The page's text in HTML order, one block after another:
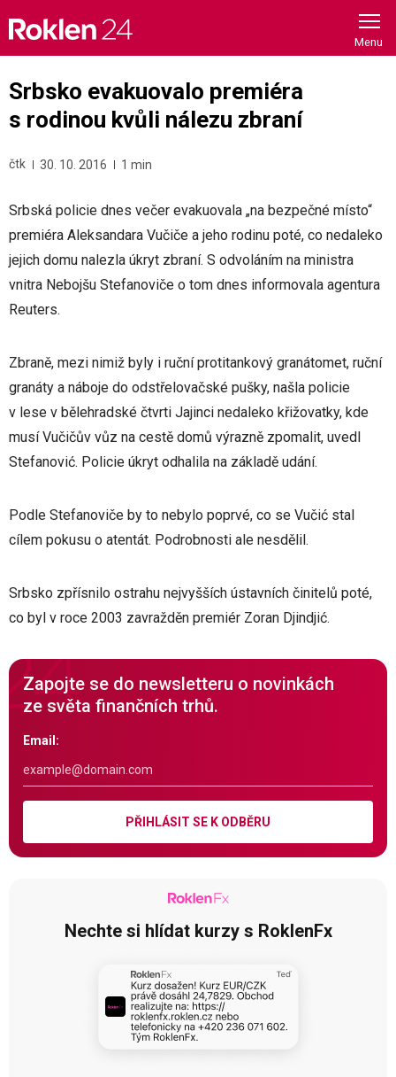
content
Srbsko evakuovalo premiéra
s rodinou kvůli nálezu zbraní
čtk 30. 10. 2016 1 min
Srbská policie dnes večer evakuovala „na bezpečné místo“
premiéra Aleksandara Vučiče a jeho rodinu poté, co nedaleko
jejich domu nalezla úkryt zbraní. S odvoláním na ministra
vnitra Nebojšu Stefanoviče o tom dnes informovala agentura
Reuters.
Zbraně, mezi nimiž byly i ruční protitankový granátomet, ruční
granáty a náboje do odstřelovačské pušky, našla policie
v lese v bělehradské čtvrti Jajinci nedaleko křižovatky, kde
musí Vučičův vůz na cestě domů výrazně zpomalit, uvedl
Stefanović. Policie úkryt odhalila na základě udání.
Podle Stefanoviče by to nebylo poprvé, co se Vučić stal
cílem pokusu o atentát. Podrobnosti ale nesdělil.
Srbsko zpřísnilo ostrahu nejvyšších ústavních činitelů poté,
co byl v roce 2003 zavražděn premiér Zoran Djindjić.
Zapojte se do newsletteru o novinkách
ze světa finančních trhů.
Email:
PŘIHLÁSIT SE K ODBĚRU
Nechte si hlídat kurzy s RoklenFx